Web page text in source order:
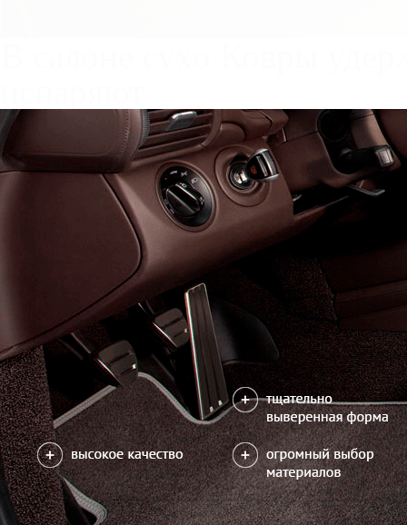
Каталог ковриков для
Автоковрики для Ford
Поколение:4 поколение
EVA
Эконом
Два передних коврика 1800 3000
В корзину
Ковры салона 5550 8350
В корзину